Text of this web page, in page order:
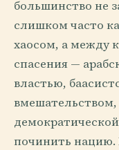
большинство не
слишком часто
хаосом, а между
спасения —
властью,
починить нацию.